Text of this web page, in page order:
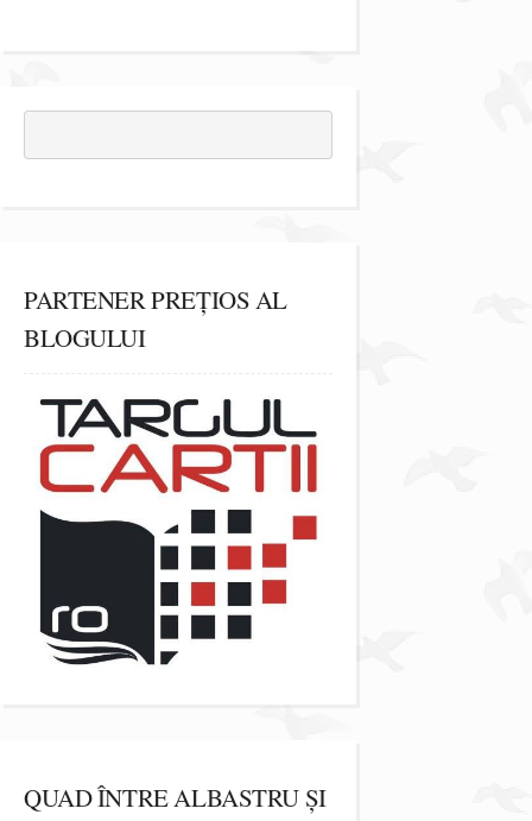
PARTENER PREȚIOS AL
BLOGULUI
QUAD ÎNTRE ALBASTRU ȘI